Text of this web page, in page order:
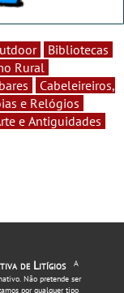
Bibliotecas
Rural
Cabeleireiros,
e Relógios
e Antiguidades
de Litígios
A
Não pretende ser
por qualquer tipo